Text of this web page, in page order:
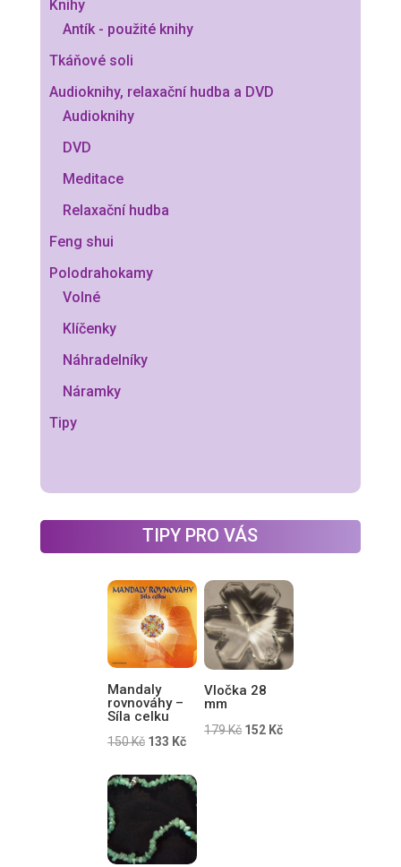
Knihy
Antík - použité knihy
Tkáňové soli
Audioknihy, relaxační hudba a DVD
Audioknihy
DVD
Meditace
Relaxační hudba
Feng shui
Polodrahokamy
Volné
Klíčenky
Náhradelníky
Náramky
Tipy
TIPY PRO VÁS
Mandaly
rovnováhy –
Síla celku
150Kč Původní
byla:
133 KčAktuální
je:
133 Kč.
Vločka 28
mm
179Kč Původní
152 KčAktuální